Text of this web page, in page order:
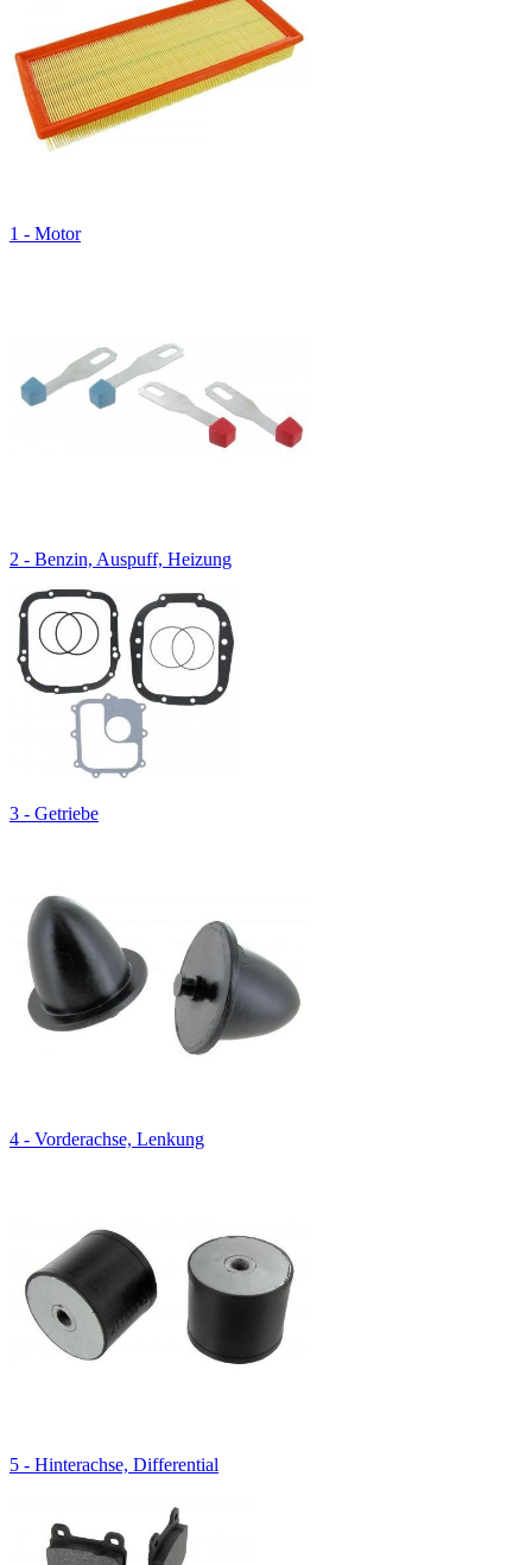
1 - Motor
2 - Benzin, Auspuff, Heizung
3 - Getriebe
4 - Vorderachse, Lenkung
5 - Hinterachse, Differential